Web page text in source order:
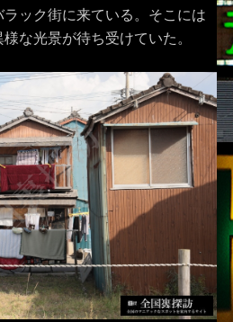
ック街に来ている。そこには
な光景が待ち受けていた。